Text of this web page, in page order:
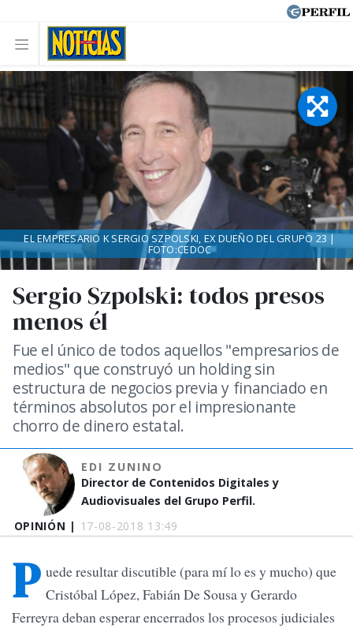
OPINIÓN | 17-08-2018 13:49
Sergio Szpolski: todos presos
menos él
Fue el único de todos aquellos "empresarios de
medios" que construyó un holding sin
estructura de negocios previa y financiado en
términos absolutos por el impresionante
chorro de dinero estatal.
EDI ZUNINO
Director de Contenidos Digitales y
Audiovisuales del Grupo Perfil.
EL EMPRESARIO K SERGIO SZPOLSKI, EX DUEÑO DEL GRUPO 23 |
FOTO:CEDOC
P uede resultar discutible (para mí lo es y mucho) que
Cristóbal López, Fabián De Sousa y Gerardo
Ferreyra deban esperar encerrados los procesos judiciales